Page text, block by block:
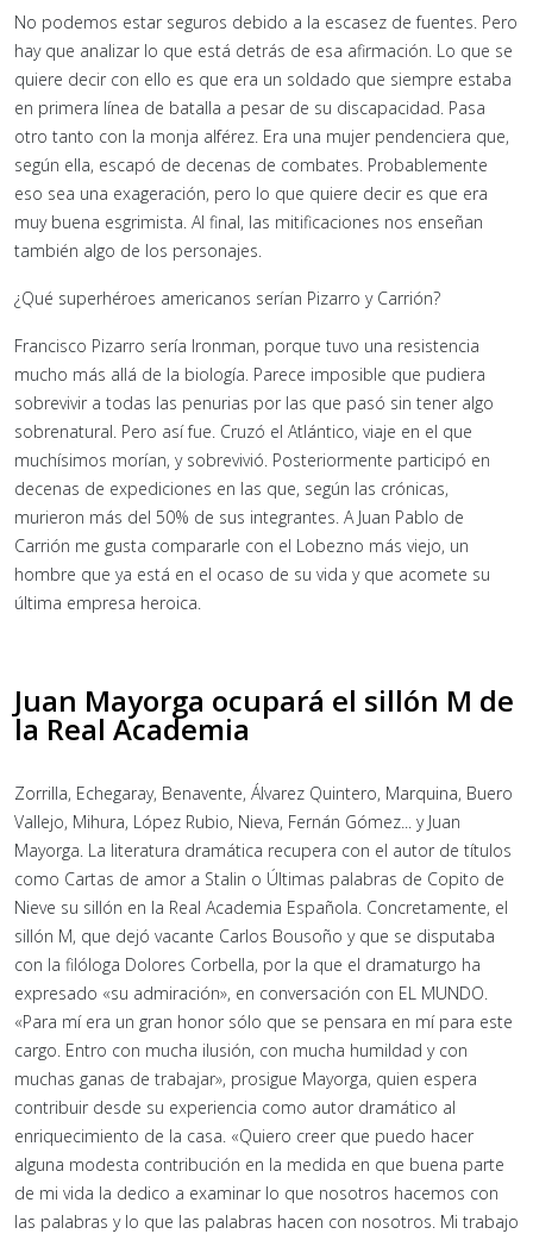
No podemos estar seguros debido a la escasez de fuentes. Pero
hay que analizar lo que está detrás de esa afirmación. Lo que se
quiere decir con ello es que era un soldado que siempre estaba
en primera línea de batalla a pesar de su discapacidad. Pasa
otro tanto con la monja alférez. Era una mujer pendenciera que,
según ella, escapó de decenas de combates. Probablemente
eso sea una exageración, pero lo que quiere decir es que era
muy buena esgrimista. Al final, las mitificaciones nos enseñan
también algo de los personajes.
¿Qué superhéroes americanos serían Pizarro y Carrión?
Francisco Pizarro sería Ironman, porque tuvo una resistencia
mucho más allá de la biología. Parece imposible que pudiera
sobrevivir a todas las penurias por las que pasó sin tener algo
sobrenatural. Pero así fue. Cruzó el Atlántico, viaje en el que
muchísimos morían, y sobrevivió. Posteriormente participó en
decenas de expediciones en las que, según las crónicas,
murieron más del 50% de sus integrantes. A Juan Pablo de
Carrión me gusta compararle con el Lobezno más viejo, un
hombre que ya está en el ocaso de su vida y que acomete su
última empresa heroica.
Juan Mayorga ocupará el sillón M de
la Real Academia
Zorrilla, Echegaray, Benavente, Álvarez Quintero, Marquina, Buero
Vallejo, Mihura, López Rubio, Nieva, Fernán Gómez... y Juan
Mayorga. La literatura dramática recupera con el autor de títulos
como Cartas de amor a Stalin o Últimas palabras de Copito de
Nieve su sillón en la Real Academia Española. Concretamente, el
sillón M, que dejó vacante Carlos Bousoño y que se disputaba
con la filóloga Dolores Corbella, por la que el dramaturgo ha
expresado «su admiración», en conversación con EL MUNDO.
«Para mí era un gran honor sólo que se pensara en mí para este
cargo. Entro con mucha ilusión, con mucha humildad y con
muchas ganas de trabajar», prosigue Mayorga, quien espera
contribuir desde su experiencia como autor dramático al
enriquecimiento de la casa. «Quiero creer que puedo hacer
alguna modesta contribución en la medida en que buena parte
de mi vida la dedico a examinar lo que nosotros hacemos con
las palabras y lo que las palabras hacen con nosotros. Mi trabajo